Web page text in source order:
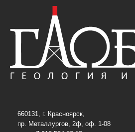
660131, г. Красноярск,
пр. Металлургов, 2ф, оф. 1-08